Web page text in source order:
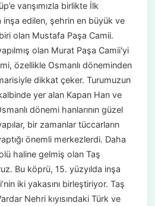
varışımızla birlikte İlk
inşa edilen, şehrin en büyük ve
olan Mustafa Paşa Camii.
olan Murat Paşa Camii'yi
özellikle Osmanlı döneminden
dikkat çeker. Turumuzun
yer alan Kapan Han ve
dönemi hanlarının güzel
bir zamanlar tüccarların
önemli merkezlerdi. Daha
haline gelmiş olan Taş
Bu köprü, 15. yüzyılda inşa
iki yakasını birleştiriyor. Taş
Nehri kıyısındaki Türk ve